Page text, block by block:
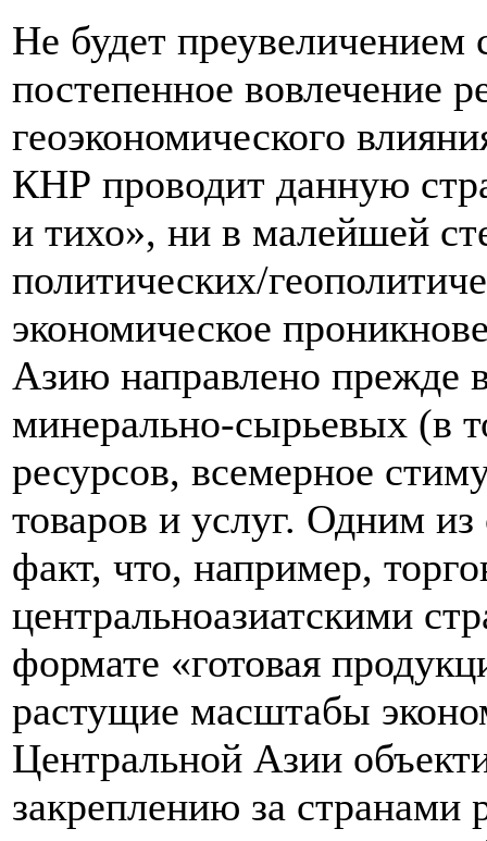
Не будет преувеличением
постепенное вовлечение
геоэкономического
КНР проводит данную
и тихо», ни в малейшей
политических/
экономическое
Азию направлено прежде
минерально-сырьевых (в
ресурсов, всемерное
товаров и услуг. Одним из
факт, что, например,
центральноазиатскими
формате «готовая
растущие масштабы
Центральной Азии
закреплению за странами